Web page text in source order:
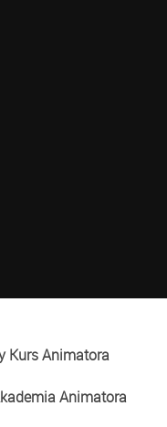
Kurs Animatora
Animatora